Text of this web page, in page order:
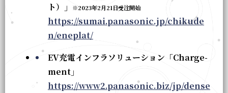
ト）」
※2023年2月21日受注開始
https://sumai.panasonic.jp/chikude
n/eneplat/
EV充電インフラソリューション「Charge-
ment」
https://www2.panasonic.biz/jp/dense